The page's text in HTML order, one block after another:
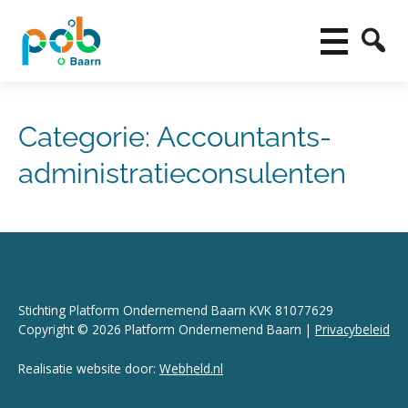
Categorie: Accountants-
administratieconsulenten
Stichting Platform Ondernemend Baarn KVK 81077629
Copyright © 2026 Platform Ondernemend Baarn | Privacybeleid
Realisatie website door: Webheld.nl